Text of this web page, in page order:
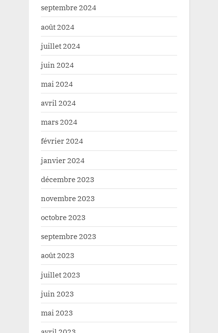
septembre 2024
août 2024
juillet 2024
juin 2024
mai 2024
avril 2024
mars 2024
février 2024
janvier 2024
décembre 2023
novembre 2023
octobre 2023
septembre 2023
août 2023
juillet 2023
juin 2023
mai 2023